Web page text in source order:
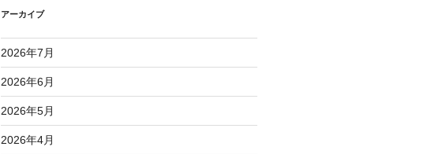
アーカイブ
2026年7月
2026年6月
2026年5月
2026年4月